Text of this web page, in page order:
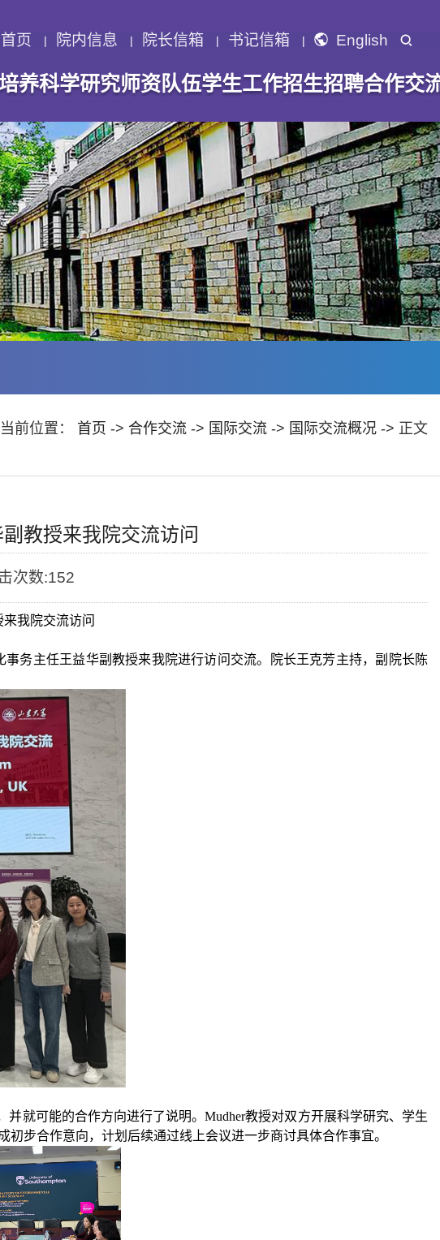
页 院内信息 院长信箱 书记信箱 English
养科学研究师资队伍学生工作招生招聘合作交
当前位置： 首页 -> 合作交流 -> 国际交流 -> 国际交流概况 -> 正文
教授来我院交流访问
次数:152
我院交流访问
务主任王益华副教授来我院进行访问交流。院长王克芳主持，副院长陈
就可能的合作方向进行了说明。Mudher教授对双方开展科学研究、学生
步合作意向，计划后续通过线上会议进一步商讨具体合作事宜。